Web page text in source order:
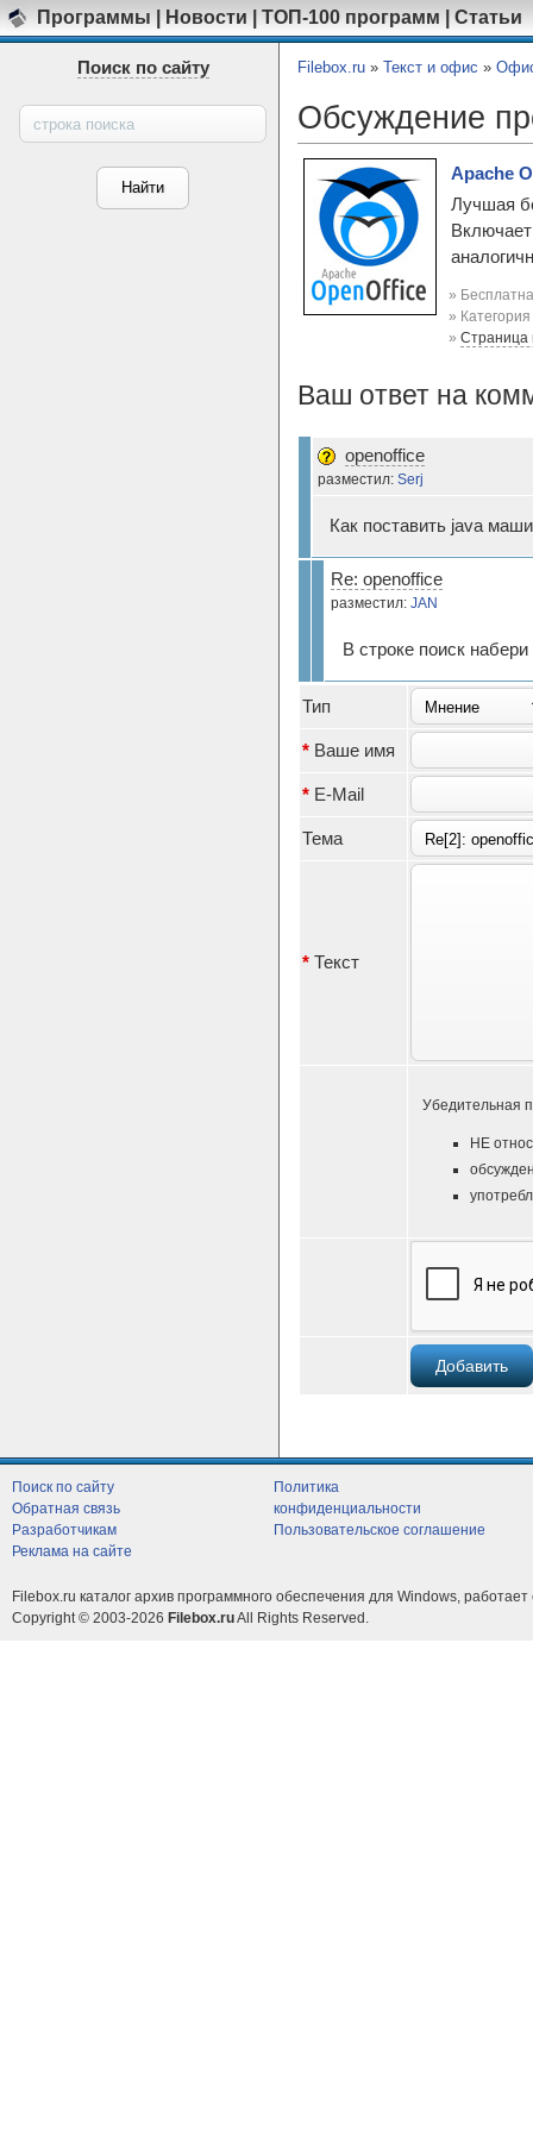
Программы Новости ТОП-100 программ Статьи
Поиск по сайту Filebox.ru » Текст и офис »
Обсуждение
Apache
Лучшая
»
» Категория
» Страница
Ваш ответ на
openoffice
разместил: Serj
Как поставить java
Re: openoffice
разместил: JAN
В строке поиск
Тип
* Ваше имя
* E-Mail
Тема
* Текст
Убедительная
НЕ
Поиск по сайту
Обратная связь
Разработчикам
Реклама на сайте
Политика
конфиденциальности
Пользовательское соглашение
Filebox.ru каталог архив программного обеспечения для Windows, работает
Copyright © 2003-2026 Filebox.ruAll Rights Reserved.